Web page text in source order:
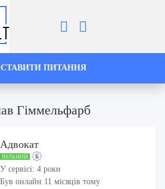
ПИТАННЯ
Гіммельфарб
Адвокат
ВІЛЬНИЙ
У сервісі: 4 роки
Був онлайн 11 місяців тому